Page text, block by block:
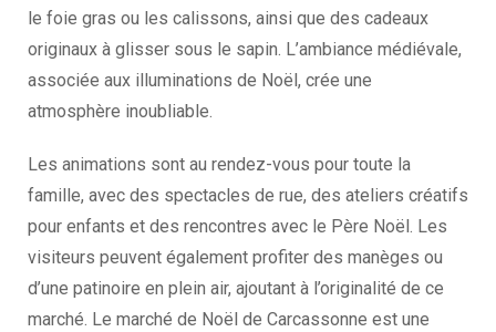
le foie gras ou les calissons, ainsi que des cadeaux
originaux à glisser sous le sapin. L’ambiance médiévale,
associée aux illuminations de Noël, crée une
atmosphère inoubliable.
Les animations sont au rendez-vous pour toute la
famille, avec des spectacles de rue, des ateliers créatifs
pour enfants et des rencontres avec le Père Noël. Les
visiteurs peuvent également profiter des manèges ou
d’une patinoire en plein air, ajoutant à l’originalité de ce
marché. Le marché de Noël de Carcassonne est une